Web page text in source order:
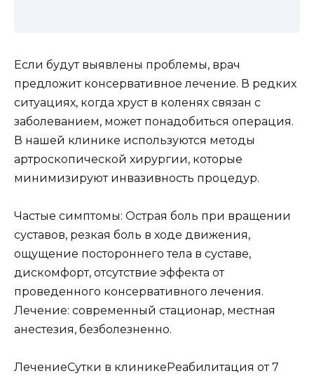
Если будут выявлены проблемы, врач
предложит консервативное лечение. В редких
ситуациях, когда хруст в коленях связан с
заболеванием, может понадобиться операция.
В нашей клинике используются методы
артроскопической хирургии, которые
минимизируют инвазивность процедур.
Частые симптомы: Острая боль при вращении
суставов, резкая боль в ходе движения,
ощущение постороннего тела в суставе,
дискомфорт, отсутствие эффекта от
проведенного консервативного лечения.
Лечение: современный стационар, местная
анестезия, безболезненно.
ЛечениеСутки в клиникеРеабилитация от 7